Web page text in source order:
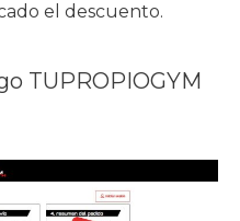
el descuento.
TUPROPIOGYM